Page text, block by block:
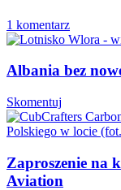
1 komentarz
Albania bez
Skomentuj
Zaproszenie na
Aviation